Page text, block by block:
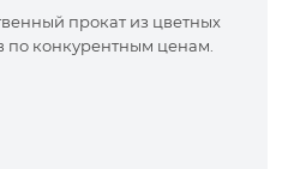
прокат из цветных
по конкурентным ценам.